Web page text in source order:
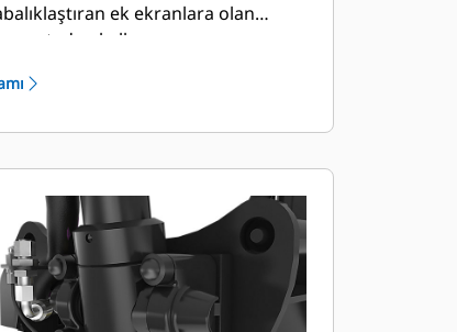
ek ekranlara olan
ortadan kalkar.